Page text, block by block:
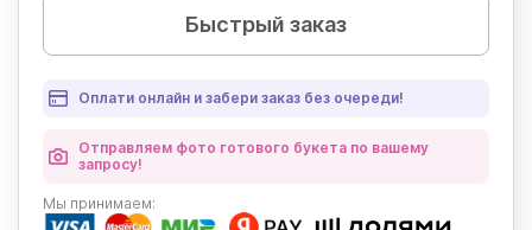
Быстрый заказ
Оплати онлайн и забери заказ без очереди!
Отправляем фото готового букета по вашему
запросу!
Мы принимаем: